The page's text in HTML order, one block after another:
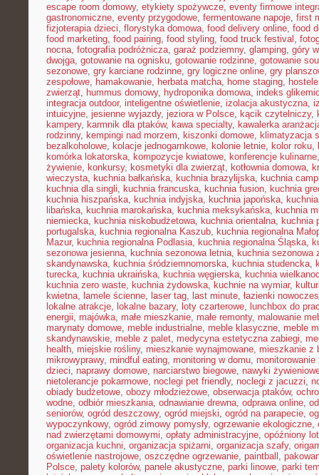
escape room domowy, etykiety spożywcze, eventy firmowe
gastronomiczne, eventy przygodowe, fermentowane napoje, first
fizjoterapia dzieci, florystyka domowa, food delivery online, food
food marketing, food pairing, food styling, food truck festival ,
nocna, fotografia podróżnicza, garaż podziemny, glamping, góry
dwojga, gotowanie na ognisku, gotowanie rodzinne, gotowanie
sezonowe, gry karciane rodzinne, gry logiczne online, gry
zespołowe, hamakowanie, herbata matcha, home staging,
zwierząt, hummus domowy, hydroponika domowa, indeks
integracja outdoor, inteligentne oświetlenie, izolacja akustyczna,
intuicyjne, jesienne wyjazdy, jeziora w Polsce, kącik czytelniczy,
kampery, karmnik dla ptaków, kawa specialty, kawalerka
rodzinny, kempingi nad morzem, kiszonki domowe, klimatyzacja
bezalkoholowe, kolacje jednogarnkowe, kolonie letnie, kolor roku,
komórka lokatorska, kompozycje kwiatowe, konferencje kulinarne
żywienie, konkursy, kosmetyki dla zwierząt, kotłownia domowa,
wieczysta, kuchnia bałkańska, kuchnia brazylijska, kuchnia
kuchnia dla singli, kuchnia francuska, kuchnia fusion, kuchnia
kuchnia hiszpańska, kuchnia indyjska, kuchnia japońska,
libańska, kuchnia marokańska, kuchnia meksykańska, kuchnia
niemiecka, kuchnia niskobudżetowa, kuchnia orientalna, kuchnia
portugalska, kuchnia regionalna Kaszub, kuchnia regionalna
Mazur, kuchnia regionalna Podlasia, kuchnia regionalna Śląska,
sezonowa jesienna, kuchnia sezonowa letnia, kuchnia sezonowa
skandynawska, kuchnia śródziemnomorska, kuchnia studencka,
turecka, kuchnia ukraińska, kuchnia węgierska, kuchnia
kuchnia zero waste, kuchnia żydowska, kuchnie na wymiar,
kwietna, lamele ścienne, laser tag, last minute, łazienki
lokalne atrakcje, lokalne bazary, loty czarterowe, lunchbox do
energii, majówka, małe mieszkanie, małe remonty, malowanie
marynaty domowe, meble industrialne, meble klasyczne, meble
skandynawskie, meble z palet, medycyna estetyczna zabiegi,
health, miejskie rośliny, mieszkanie wynajmowane, mieszkanie z
mikrowyprawy, mindful eating, monitoring w domu, monitorowanie
dzieci, naprawy domowe, narciarstwo biegowe, nawyki
nietolerancje pokarmowe, noclegi pet friendly, noclegi z jacuzzi,
obiady budżetowe, obozy młodzieżowe, obserwacja ptaków,
wodne, odbiór mieszkania, odnawianie drewna, odprawa online,
seniorów, ogród deszczowy, ogród miejski, ogród na parapecie,
wypoczynkowy, ogród zimowy pomysły, ogrzewanie ekologiczne,
nad zwierzętami domowymi, opłaty administracyjne, opóźniony lot
organizacja kuchni, organizacja spiżarni, organizacja szafy,
oświetlenie nastrojowe, oszczędne ogrzewanie, paintball ,
Polsce, palety kolorów, panele akustyczne, parki linowe, parki